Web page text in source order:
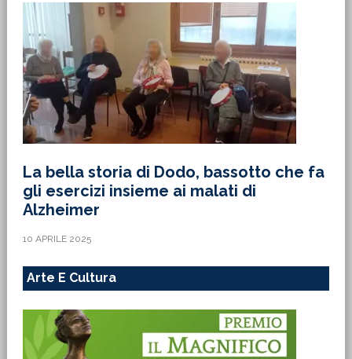
La bella storia di Dodo, bassotto che fa
gli esercizi insieme ai malati di
Alzheimer
10 APRILE 2025
Arte E Cultura